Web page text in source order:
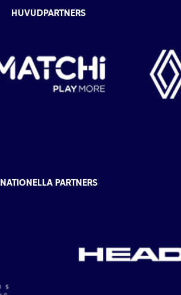
HUVUDPARTNERS
NATIONELLA PARTNERS